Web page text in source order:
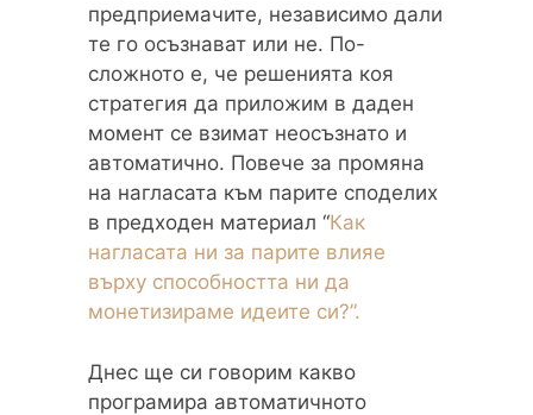
предприемачите, независимо дали
те го осъзнават или не. По-
сложното е, че решенията коя
стратегия да приложим в даден
момент се взимат неосъзнато и
автоматично. Повече за промяна
на нагласата към парите споделих
в предходен материал “Как
нагласата ни за парите влияе
върху способността ни да
монетизираме идеите си?”.
Днес ще си говорим какво
програмира автоматичното